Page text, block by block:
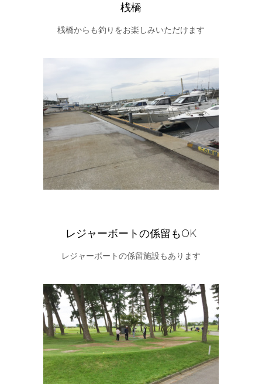
桟橋
桟橋からも釣りをお楽しみいただけます
レジャーボートの係留もOK
レジャーボートの係留施設もあります